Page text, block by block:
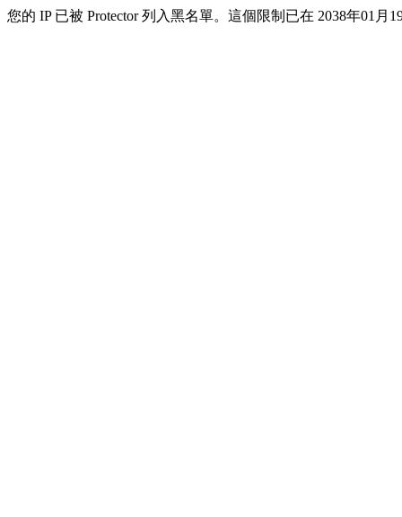
您的 IP 已被 Protector 列入黑名單。這個限制已在 2038年01月